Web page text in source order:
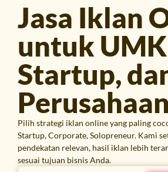
Jasa Iklan
untuk
Startup,
Perusahaan
Pilih strategi iklan online yang paling
Startup, Corporate, Solopreneur. Kami
pendekatan relevan, hasil iklan lebih
sesuai tujuan bisnis Anda.